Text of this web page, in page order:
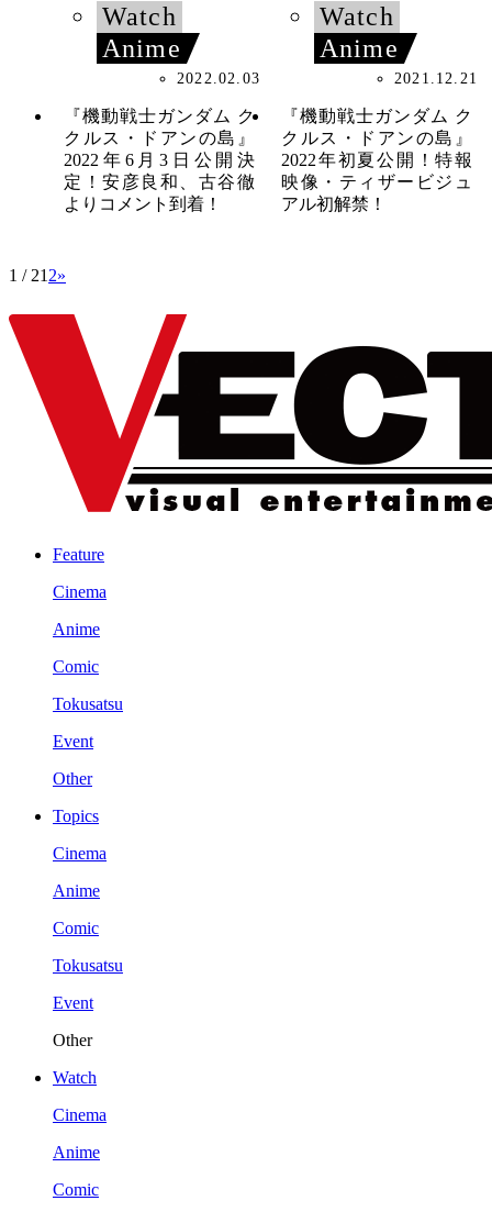
Watch
Anime
2022.02.03
『機動戦士ガンダム ク
クルス・ドアンの島』
2022年6月3日公開決
定！安彦良和、古谷徹
よりコメント到着！
Watch
Anime
2021.12.21
『機動戦士ガンダム ク
クルス・ドアンの島』
2022年初夏公開！特報
映像・ティザービジュ
アル初解禁！
1 / 21 2»
Feature
Cinema
Anime
Comic
Tokusatsu
Event
Other
Topics
Cinema
Anime
Comic
Tokusatsu
Event
Other
Watch
Cinema
Anime
Comic